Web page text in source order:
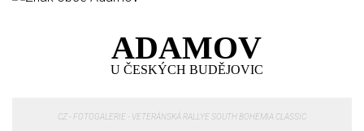
ADAMOV
U ČESKÝCH BUDĚJOVIC
CZ - FOTOGALERIE - VETERÁNSKÁ RALLYE SOUTH BOHEMIA CLASSIC